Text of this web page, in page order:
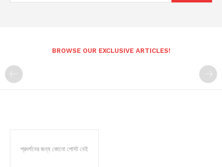
BROWSE OUR EXCLUSIVE ARTICLES!
প্রদর্শনের জন্য কোনো পোস্ট নেই